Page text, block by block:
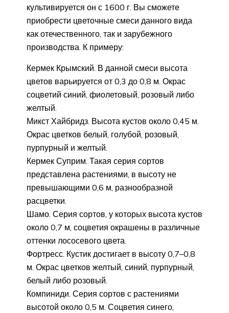
культивируется он с 1600 г. Вы сможете
приобрести цветочные смеси данного вида
как отечественного, так и зарубежного
производства. К примеру:
Кермек Крымский. В данной смеси высота
цветов варьируется от 0,3 до 0,8 м. Окрас
соцветий синий, фиолетовый, розовый либо
желтый.
Микст Хайбридз. Высота кустов около 0,45 м.
Окрас цветков белый, голубой, розовый,
пурпурный и желтый.
Кермек Суприм. Такая серия сортов
представлена растениями, в высоту не
превышающими 0,6 м, разнообразной
расцветки.
Шамо. Серия сортов, у которых высота кустов
около 0,7 м, соцветия окрашены в различные
оттенки лососевого цвета.
Фортресс. Кустик достигает в высоту 0,7–0,8
м. Окрас цветков желтый, синий, пурпурный,
белый либо розовый.
Компиниди. Серия сортов с растениями
высотой около 0,5 м. Соцветия синего,